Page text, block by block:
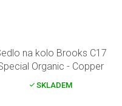
na kolo Brooks C17
Organic - Copper
SKLADEM